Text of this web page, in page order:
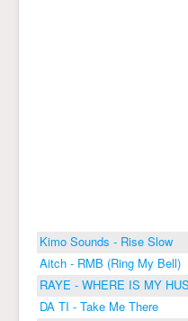
Kimo Sounds - Rise Slow
Aitch - RMB (Ring My Bell)
RAYE - WHERE IS MY
DA TI - Take Me There